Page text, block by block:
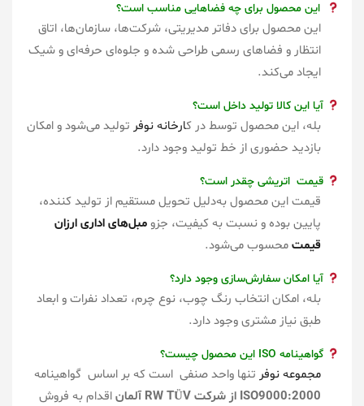
این محصول برای چه فضاهایی مناسب است؟
این محصول برای دفاتر مدیریتی، شرکت‌ها، سازمان‌ها، اتاق
انتظار و فضاهای رسمی طراحی شده و جلوه‌ای حرفه‌ای و شیک
ایجاد می‌کند.
آیا این کالا تولید داخل است؟
بله، این محصول توسط در کارخانه نوفر تولید می‌شود و امکان
بازدید حضوری از خط تولید وجود دارد.
قیمت اتریشی چقدر است؟
قیمت این محصول به‌دلیل تحویل مستقیم از تولید کننده،
پایین بوده و نسبت به کیفیت، جزومبل‌های اداری ارزان
قیمتمحسوب می‌شود.
آیا امکان سفارش‌سازی وجود دارد؟
بله، امکان انتخاب رنگ چوب، نوع چرم، تعداد نفرات و ابعاد
طبق نیاز مشتری وجود دارد.
گواهینامه ISO این محصول چیست؟
مجموعه نوفر تنها واحد صنفی است که بر اساس گواهینامه
ISO9000:2000 از شرکت RW TÜV آلمان
اقدام به فروش